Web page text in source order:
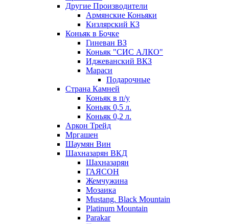
Другие Производители
Армянские Коньяки
Кизлярский КЗ
Коньяк в Бочке
Гиневан ВЗ
Коньяк "СИС АЛКО"
Иджеванский ВКЗ
Мараси
Подарочные
Страна Камней
Коньяк в п/у
Коньяк 0,5 л.
Коньяк 0,2 л.
Аркон Трейд
Мргашен
Шаумян Вин
Шахназарян ВКД
Шахназарян
ГАЯСОН
Жемчужина
Мозаика
Mustang. Black Mountain
Platinum Mountain
Parakar